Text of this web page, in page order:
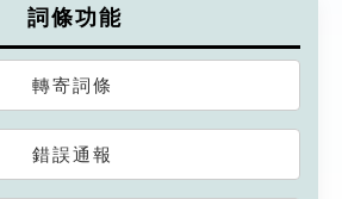
詞條功能
轉寄詞條
錯誤通報